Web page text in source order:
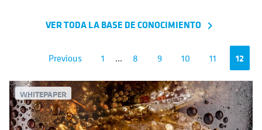
VER TODA LA BASE DE CONOCIMIENTO navigate_next
Previous 1 ... 8 9 10 11 12
WHITEPAPER